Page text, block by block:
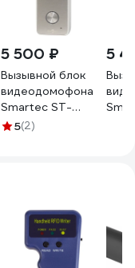
5 500 ₽
Вызывной блок
видеодомофона
Smartec ST-
DS506C-SL 600
5(2)
5